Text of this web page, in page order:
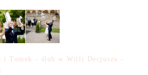
i Tomek - ślub w Willi Decjusza -